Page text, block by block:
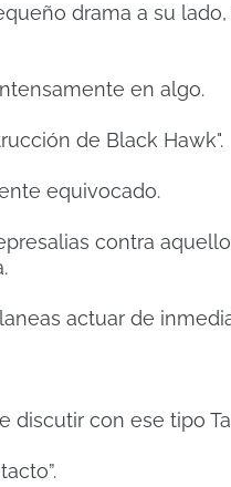
drama a su
en algo.
de Black Hawk".
equivocado.
contra
actuar de
discutir con ese tipo